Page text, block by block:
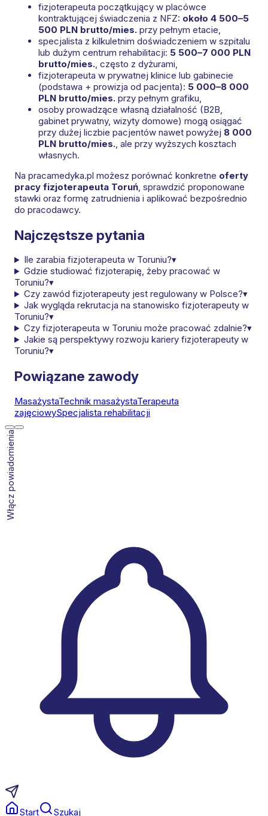
fizjoterapeuta początkujący w placówce
kontraktującej świadczenia z NFZ: około 4 500–5
500 PLN brutto/mies. przy pełnym etacie,
specjalista z kilkuletnim doświadczeniem w szpitalu
lub dużym centrum rehabilitacji: 5 500–7 000 PLN
brutto/mies., często z dyżurami,
fizjoterapeuta w prywatnej klinice lub gabinecie
(podstawa + prowizja od pacjenta): 5 000–8 000
PLN brutto/mies. przy pełnym grafiku,
osoby prowadzące własną działalność (B2B,
gabinet prywatny, wizyty domowe) mogą osiągać
przy dużej liczbie pacjentów nawet powyżej 8 000
PLN brutto/mies., ale przy wyższych kosztach
własnych.
Na pracamedyka.pl możesz porównać konkretne oferty
pracy fizjoterapeuta Toruń, sprawdzić proponowane
stawki oraz formę zatrudnienia i aplikować bezpośrednio
do pracodawcy.
Najczęstsze pytania
Ile zarabia fizjoterapeuta w Toruniu?▾
Gdzie studiować fizjoterapię, żeby pracować w
Toruniu?▾
Czy zawód fizjoterapeuty jest regulowany w Polsce?▾
Jak wygląda rekrutacja na stanowisko fizjoterapeuty w
Toruniu?▾
Czy fizjoterapeuta w Toruniu może pracować zdalnie?▾
Jakie są perspektywy rozwoju kariery fizjoterapeuty w
Toruniu?▾
Powiązane zawody
MasażystaTechnik masażystaTerapeuta
zajęciowySpecjalista rehabilitacji
Włącz powiadomienia
Start Szukaj